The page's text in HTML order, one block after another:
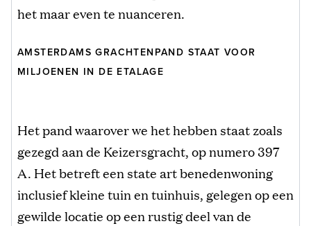
het maar even te nuanceren.
AMSTERDAMS GRACHTENPAND STAAT VOOR
MILJOENEN IN DE ETALAGE
Het pand waarover we het hebben staat zoals
gezegd aan de Keizersgracht, op numero 397
A. Het betreft een state art benedenwoning
inclusief kleine tuin en tuinhuis, gelegen op een
gewilde locatie op een rustig deel van de